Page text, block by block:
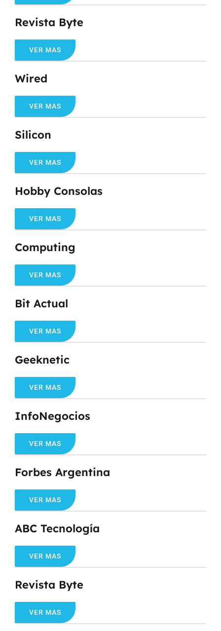
Revista Byte
VER MAS
Wired
VER MAS
Silicon
VER MAS
Hobby Consolas
VER MAS
Computing
VER MAS
Bit Actual
VER MAS
Geeknetic
VER MAS
InfoNegocios
VER MAS
Forbes Argentina
VER MAS
ABC Tecnología
VER MAS
Revista Byte
VER MAS